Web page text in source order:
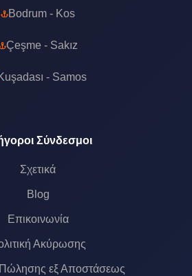
Bodrum - Kos
Çeşme - Sakız
- Samos
Σύνδεσμοι
Σχετικά
Blog
Επικοινωνία
Ακύρωσης
εξ Αποστάσεως